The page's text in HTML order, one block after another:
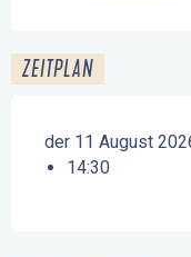
ZEITPLAN
der 11 August
14:30